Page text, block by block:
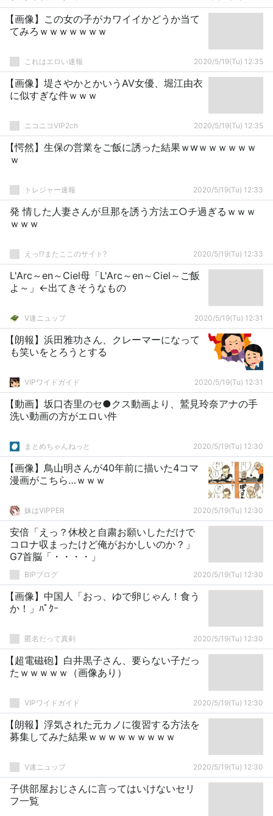
【画像】この女の子がカワイイかどうか当て
てみろｗｗｗｗｗｗｗ
これはエロい速報 2020/5/19(Tu) 12:35
【画像】堤さやかとかいうAV女優、堀江由衣
に似すぎな件ｗｗｗ
ニコニコVIP2ch 2020/5/19(Tu) 12:35
【愕然】生保の営業をご飯に誘った結果ｗwｗｗｗｗｗｗ
ｗ
トレジャー速報 2020/5/19(Tu) 12:33
発 情した人妻さんが旦那を誘う方法エ○チ過ぎるｗｗｗ
ｗｗｗ
えっ!?またここのサイト? 2020/5/19(Tu) 12:33
L'Arc～en～Ciel母「L'Arc～en～Ciel～ご飯
よ～」←出てきそうなもの
V速ニュップ 2020/5/19(Tu) 12:31
【朗報】浜田雅功さん、クレーマーになって
も笑いをとろうとする
VIPワイドガイド 2020/5/19(Tu) 12:31
【動画】坂口杏里のセ●クス動画より、鷲見玲奈アナの手
洗い動画の方がエロい件
まとめちゃんねっと 2020/5/19(Tu) 12:30
【画像】鳥山明さんが40年前に描いた4コマ
漫画がこちら…ｗｗｗ
妹はVIPPER 2020/5/19(Tu) 12:30
安倍「えっ？休校と自粛お願いしただけで
コロナ収まったけど俺がおかしいのか？」
G7首脳「・・・・」
BIPブログ 2020/5/19(Tu) 12:30
【画像】中国人「おっ、ゆで卵じゃん！食う
か！」ﾊﾟｸｰ
匿名だって真剣 2020/5/19(Tu) 12:30
【超電磁砲】白井黒子さん、要らない子だっ
たｗｗｗｗｗ（画像あり）
VIPワイドガイド 2020/5/19(Tu) 12:30
【朗報】浮気された元カノに復習する方法を
募集してみた結果ｗｗｗｗｗｗｗｗｗ
V速ニュップ 2020/5/19(Tu) 12:30
子供部屋おじさんに言ってはいけないセリ
フ一覧